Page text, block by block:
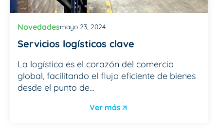
Novedadesmayo 23, 2024
Servicios logísticos clave
La logística es el corazón del comercio
global, facilitando el flujo eficiente de bienes
desde el punto de…
Ver más